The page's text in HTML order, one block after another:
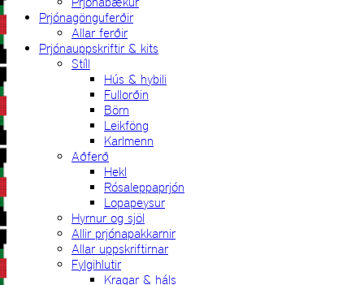
Prjónagönguferðir
Allar ferðir
Prjónauppskriftir & kits
Stíll
Hús & hybili
Fullorðin
Börn
Leikföng
Karlmenn
Aðferð
Hekl
Rósaleppaprjón
Lopapeysur
Hyrnur og sjöl
Allir prjónapakkarnir
Allar uppskriftirnar
Fylgihlutir
Kragar & háls